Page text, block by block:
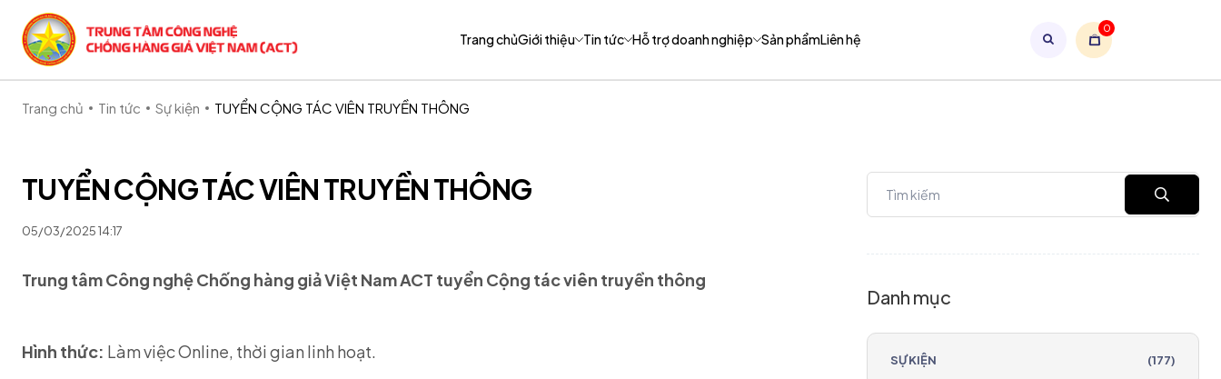
Trang chủGiới thiệu Tin tức Hỗ trợ doanh nghiệp Sản phẩmLiên hệ
0
Trang chủ Tin tức Sự kiện TUYỂN CỘNG TÁC VIÊN TRUYỀN THÔNG
TUYỂN CỘNG TÁC VIÊN TRUYỀN THÔNG
05/03/2025 14:17
Trung tâm Công nghệ Chống hàng giả Việt Nam ACT tuyển Cộng tác viên truyền thông
Hình thức: Làm việc Online, thời gian linh hoạt.
Danh mục
SỰ KIỆN (177)